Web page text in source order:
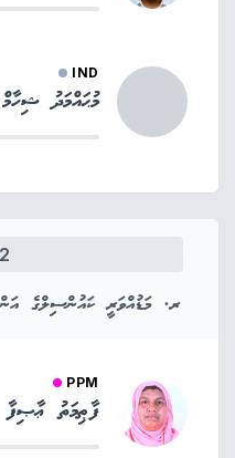
IND
މުޙައްމަދު
ރ. މަޑުއްވަރީ ކައުންސިލްގެ
PPM
ފާޠިމަތު ޢާޞިފާ